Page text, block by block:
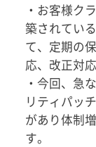
・お客様ク
築されてい
て、定期の
応、改正対
・今回、急
リティパッ
があり体制
す。